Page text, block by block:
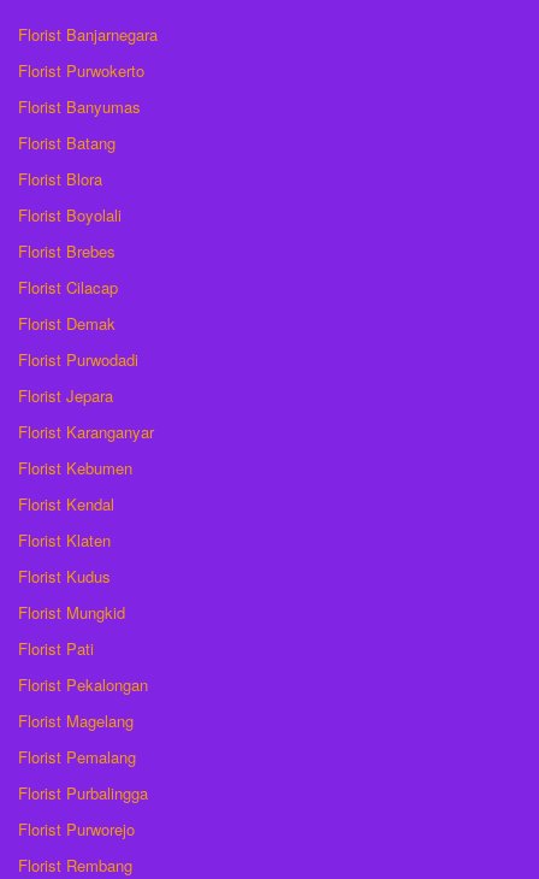
Florist Banjarnegara
Florist Purwokerto
Florist Banyumas
Florist Batang
Florist Blora
Florist Boyolali
Florist Brebes
Florist Cilacap
Florist Demak
Florist Purwodadi
Florist Jepara
Florist Karanganyar
Florist Kebumen
Florist Kendal
Florist Klaten
Florist Kudus
Florist Mungkid
Florist Pati
Florist Pekalongan
Florist Magelang
Florist Pemalang
Florist Purbalingga
Florist Purworejo
Florist Rembang